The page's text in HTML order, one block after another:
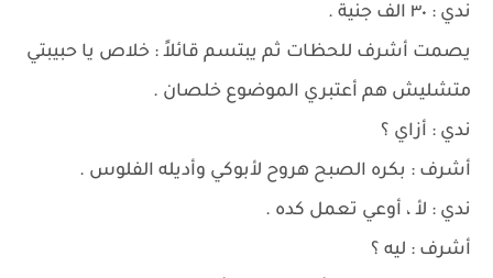
ندي : ٣٠ الف جنية .
يصمت أشرف للحظات ثم يبتسم قائلاً : خلاص يا حبيبتي
متشليش هم أعتبري الموضوع خلصان .
ندي : أزاي ؟
أشرف : بكره الصبح هروح لأبوكي وأديله الفلوس .
ندي : لأ ، أوعي تعمل كده .
أشرف : ليه ؟